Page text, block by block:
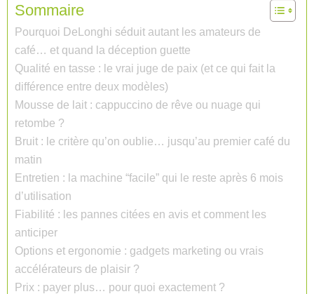
Sommaire
Pourquoi DeLonghi séduit autant les amateurs de
café… et quand la déception guette
Qualité en tasse : le vrai juge de paix (et ce qui fait la
différence entre deux modèles)
Mousse de lait : cappuccino de rêve ou nuage qui
retombe ?
Bruit : le critère qu’on oublie… jusqu’au premier café du
matin
Entretien : la machine “facile” qui le reste après 6 mois
d’utilisation
Fiabilité : les pannes citées en avis et comment les
anticiper
Options et ergonomie : gadgets marketing ou vrais
accélérateurs de plaisir ?
Prix : payer plus… pour quoi exactement ?